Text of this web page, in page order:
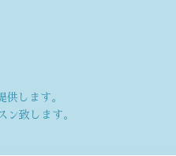
します。
ン致します。